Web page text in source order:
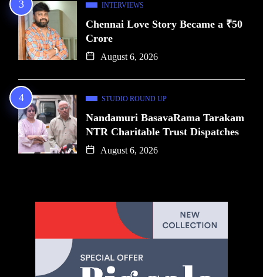
INTERVIEWS
Chennai Love Story Became a ₹50
Crore
August 6, 2026
STUDIO ROUND UP
Nandamuri BasavaRama Tarakam
NTR Charitable Trust Dispatches
August 6, 2026